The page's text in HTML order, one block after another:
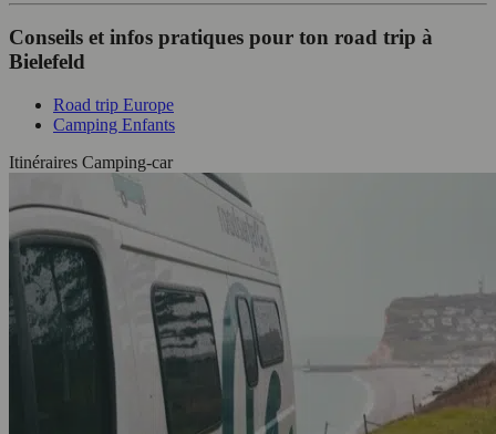
Conseils et infos pratiques pour ton road trip à
Bielefeld
Road trip Europe
Camping Enfants
Itinéraires Camping-car